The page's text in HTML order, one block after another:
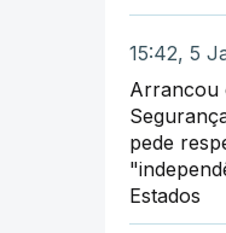
15:42, 5
Arrancou
pede
Estados